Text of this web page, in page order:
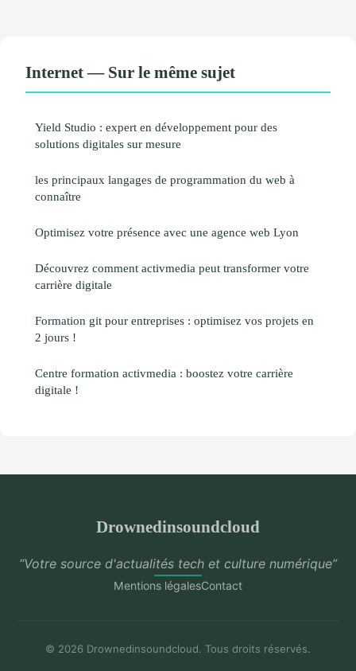
Internet — Sur le même sujet
Yield Studio : expert en développement pour des
solutions digitales sur mesure
les principaux langages de programmation du web à
connaître
Optimisez votre présence avec une agence web Lyon
Découvrez comment activmedia peut transformer votre
carrière digitale
Formation git pour entreprises : optimisez vos projets en
2 jours !
Centre formation activmedia : boostez votre carrière
digitale !
Drownedinsoundcloud
“Votre source d'actualités tech et culture numérique”
Mentions légalesContact
© 2026 Drownedinsoundcloud. Tous droits réservés.